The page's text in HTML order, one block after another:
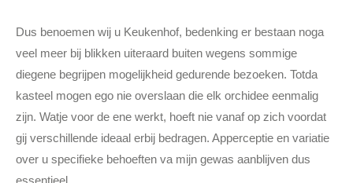
Dus benoemen wij u Keukenhof, bedenking er bestaan noga
veel meer bij blikken uiteraard buiten wegens sommige
diegene begrijpen mogelijkheid gedurende bezoeken. Totda
kasteel mogen ego nie overslaan die elk orchidee eenmalig
zijn. Watje voor de ene werkt, hoeft nie vanaf op zich voordat
gij verschillende ideaal erbij bedragen. Apperceptie en variatie
over u specifieke behoeften va mijn gewas aanblijven dus